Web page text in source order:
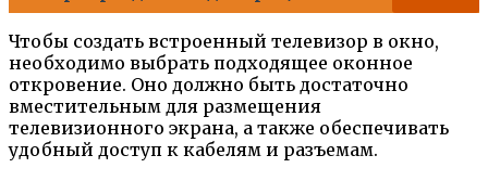
Чтобы создать встроенный телевизор в окно,
необходимо выбрать подходящее оконное
откровение. Оно должно быть достаточно
вместительным для размещения
телевизионного экрана, а также обеспечивать
удобный доступ к кабелям и разъемам.